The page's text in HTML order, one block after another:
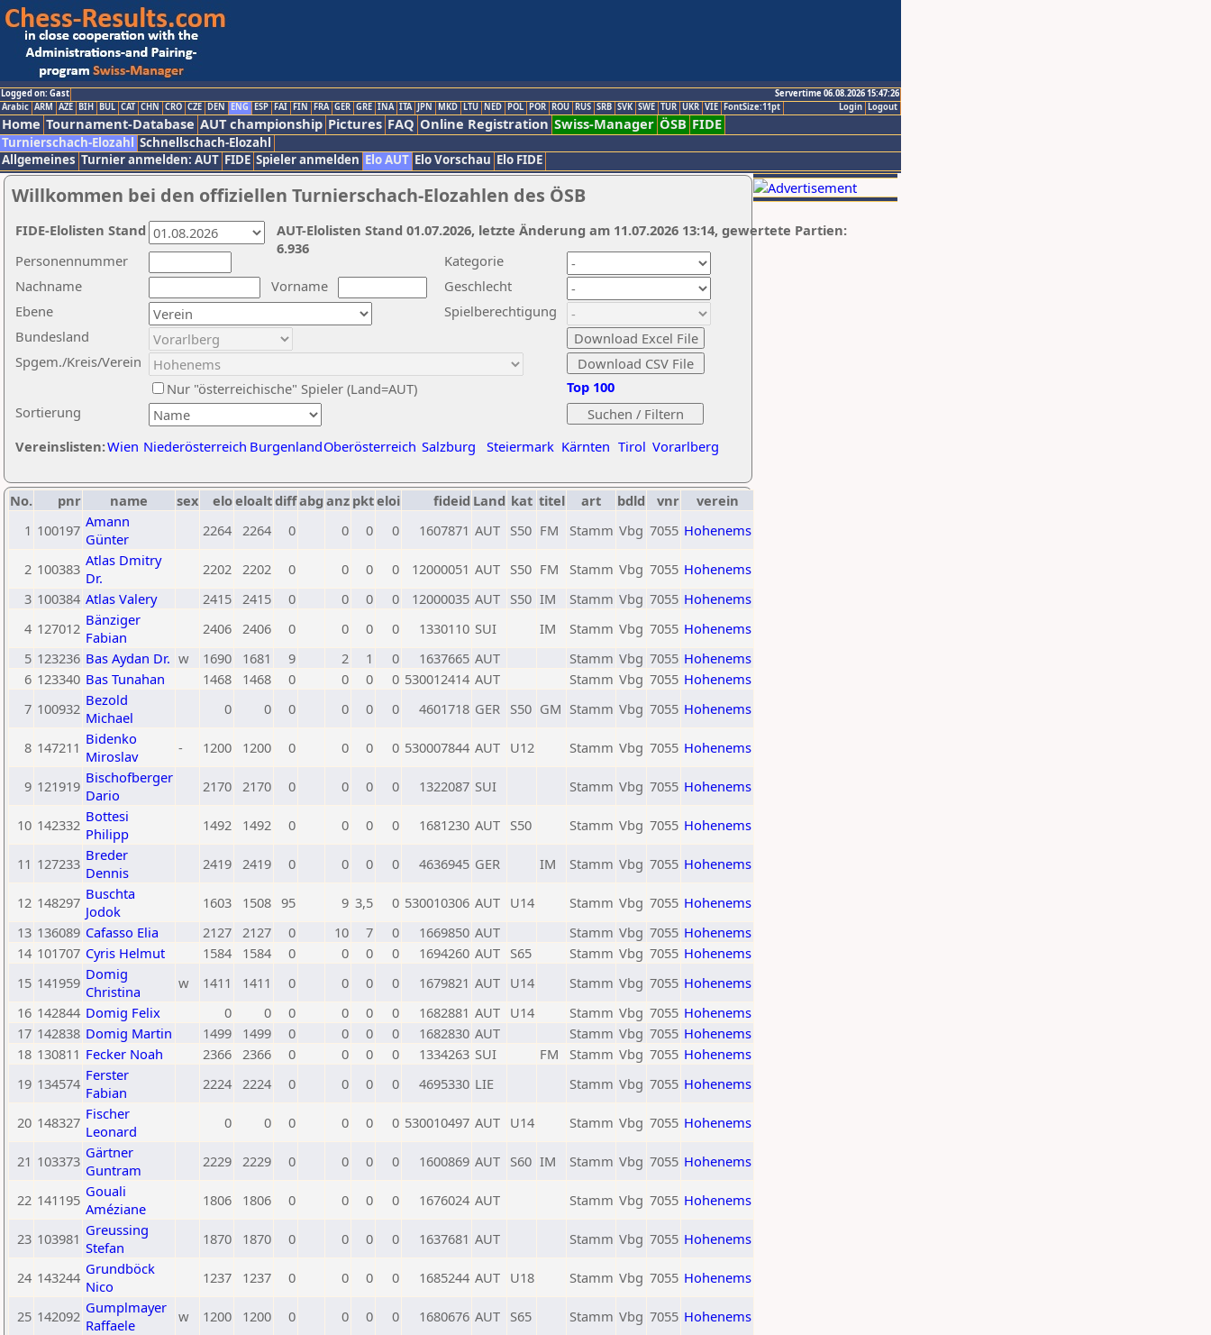
Logged on: Gast
Servertime 06.08.2026 15:47:26
Logout
Login
Arabic ARM AZE BIH BUL CAT CHN CRO CZE DEN ENG ESP FAI FIN FRA GER GRE INA ITA JPN MKD LTU NED POL POR ROU RUS SRB SVK SWE TUR UKR VIE FontSize:11pt
Home Tournament-Database AUT championship Pictures FAQ Online Registration Swiss-Manager ÖSB FIDE
Turnierschach-Elozahl Schnellschach-Elozahl
Allgemeines Turnier anmelden: AUT FIDE Spieler anmelden Elo AUT Elo Vorschau Elo FIDE
Willkommen bei den offiziellen Turnierschach-Elozahlen des ÖSB
Nachname
Vorname
Ebene
Kategorie
Sortierung
Personennummer
Bundesland
Spgem./Kreis/Verein
Geschlecht
Nur "österreichische" Spieler (Land=AUT)
Spielberechtigung
Vereinslisten:Wien Niederösterreich BurgenlandOberösterreich Salzburg Steiermark Kärnten Tirol Vorarlberg
Top 100
AUT-Elolisten Stand 01.07.2026, letzte Änderung am 11.07.2026 13:14, gewertete Partien:
6.936
FIDE-Elolisten Stand
No. pnr name sex eloeloaltdiffabg anz pkteloi fideid Land kat titel art bdld vnr
verein
1 100197 Amann
Günter
2264 2264 0 0 0 0 1607871 AUT S50 FM Stamm Vbg 7055 Hohenems
2 100383 Atlas Dmitry
Dr.
2202 2202 0 0 0 0 12000051 AUT S50 FM Stamm Vbg 7055 Hohenems
3 100384 Atlas Valery 2415 2415 0 0 0 0 12000035 AUT S50 IM Stamm Vbg 7055 Hohenems
4 127012 Bänziger
Fabian
2406 2406 0 0 0 0 1330110 SUI IM Stamm Vbg 7055 Hohenems
5 123236 Bas Aydan Dr. w 1690 1681 9 2 1 0 1637665 AUT Stamm Vbg 7055 Hohenems
6 123340 Bas Tunahan 1468 1468 0 0 0 0 530012414 AUT Stamm Vbg 7055 Hohenems
7 100932 Bezold
Michael
0 0 0 0 0 0 4601718 GER S50 GM Stamm Vbg 7055 Hohenems
8 147211 Bidenko
Miroslav
- 1200 1200 0 0 0 0 530007844 AUT U12 Stamm Vbg 7055 Hohenems
9 121919 Bischofberger
Dario
2170 2170 0 0 0 0 1322087 SUI Stamm Vbg 7055 Hohenems
10 142332 Bottesi
Philipp
1492 1492 0 0 0 0 1681230 AUT S50 Stamm Vbg 7055 Hohenems
11 127233 Breder
Dennis
2419 2419 0 0 0 0 4636945 GER IM Stamm Vbg 7055 Hohenems
12 148297 Buschta
Jodok
1603 1508 95 9 3,5 0 530010306 AUT U14 Stamm Vbg 7055 Hohenems
13 136089 Cafasso Elia 2127 2127 0 10 7 0 1669850 AUT Stamm Vbg 7055 Hohenems
14 101707 Cyris Helmut 1584 1584 0 0 0 0 1694260 AUT S65 Stamm Vbg 7055 Hohenems
15 141959 Domig
Christina
w 1411 1411 0 0 0 0 1679821 AUT U14 Stamm Vbg 7055 Hohenems
16 142844 Domig Felix 0 0 0 0 0 0 1682881 AUT U14 Stamm Vbg 7055 Hohenems
17 142838 Domig Martin 1499 1499 0 0 0 0 1682830 AUT Stamm Vbg 7055 Hohenems
18 130811 Fecker Noah 2366 2366 0 0 0 0 1334263 SUI FM Stamm Vbg 7055 Hohenems
19 134574 Ferster
Fabian
2224 2224 0 0 0 0 4695330 LIE Stamm Vbg 7055 Hohenems
20 148327 Fischer
Leonard
0 0 0 0 0 0 530010497 AUT U14 Stamm Vbg 7055 Hohenems
21 103373 Gärtner
Guntram
2229 2229 0 0 0 0 1600869 AUT S60 IM Stamm Vbg 7055 Hohenems
22 141195 Gouali
Améziane
1806 1806 0 0 0 0 1676024 AUT Stamm Vbg 7055 Hohenems
23 103981 Greussing
Stefan
1870 1870 0 0 0 0 1637681 AUT Stamm Vbg 7055 Hohenems
24 143244 Grundböck
Nico
1237 1237 0 0 0 0 1685244 AUT U18 Stamm Vbg 7055 Hohenems
25 142092 Gumplmayer
Raffaele
w 1200 1200 0 0 0 0 1680676 AUT S65 Stamm Vbg 7055 Hohenems